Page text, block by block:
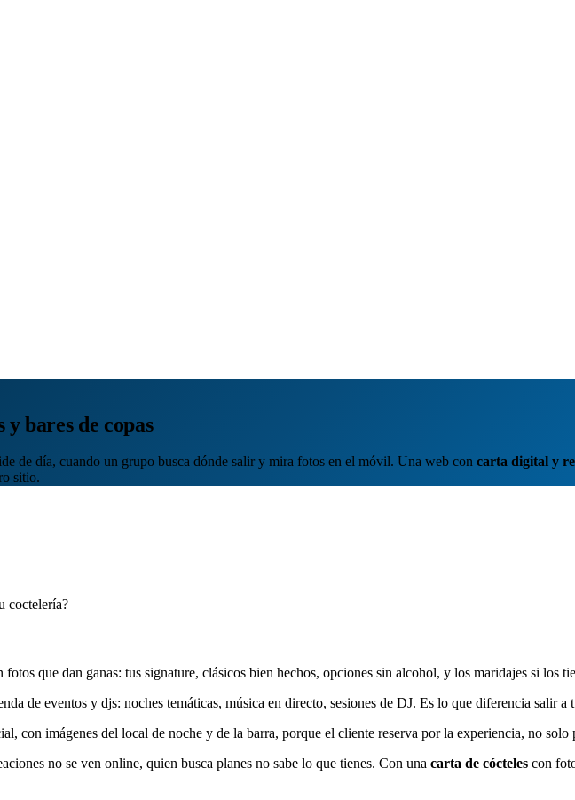
bares de copas
de día, cuando un grupo busca dónde salir y mira fotos en el móvil. Una web con carta digital y
sitio.
coctelería?
que dan ganas: tus signature, clásicos bien hechos, opciones sin alcohol, y los maridajes si los
de eventos y djs: noches temáticas, música en directo, sesiones de DJ. Es lo que diferencia salir
con imágenes del local de noche y de la barra, porque el cliente reserva por la experiencia, no solo
no se ven online, quien busca planes no sabe lo que tienes. Con una carta de cócteles con